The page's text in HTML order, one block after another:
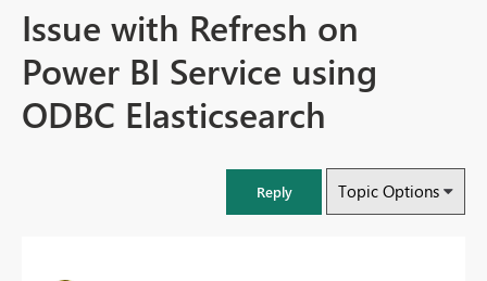
Issue with Refresh on
Power BI Service using
ODBC Elasticsearch
Reply Topic Options